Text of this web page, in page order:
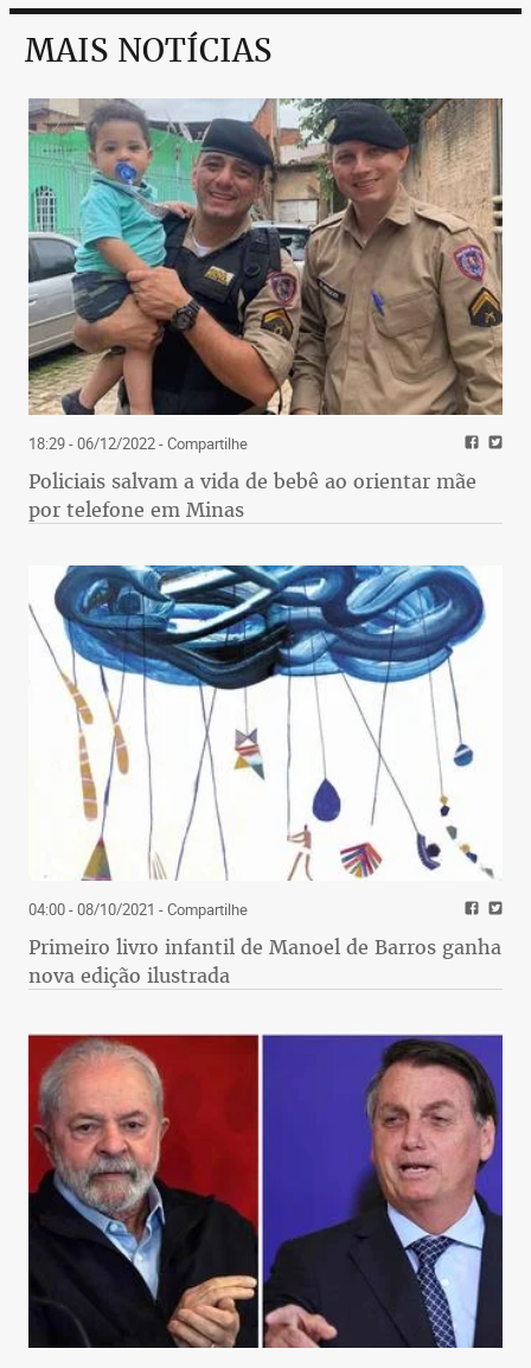
MAIS NOTÍCIAS
18:29 - 06/12/2022- Compartilhe
Policiais salvam a vida de bebê ao orientar mãe
por telefone em Minas
04:00 - 08/10/2021 - Compartilhe
Primeiro livro infantil de Manoel de Barros ganha
nova edição ilustrada